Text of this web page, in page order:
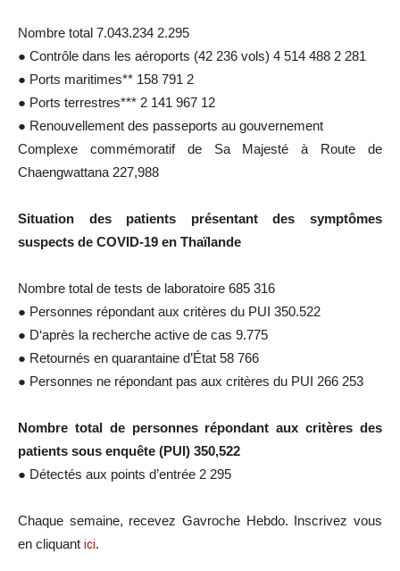
Nombre total 7.043.234 2.295
● Contrôle dans les aéroports (42 236 vols) 4 514 488 2 281
● Ports maritimes** 158 791 2
● Ports terrestres*** 2 141 967 12
● Renouvellement des passeports au gouvernement
Complexe commémoratif de Sa Majestéà Route de
Chaengwattana 227,988
Situation des patients présentant des symptômes
suspects de COVID-19 en Thaïlande
Nombre total de tests de laboratoire 685 316
● Personnes répondant aux critères du PUI 350.522
● D‘après la recherche active de cas 9.775
● Retournés en quarantaine d’État 58 766
● Personnes ne répondant pas aux critères du PUI 266 253
Nombre total de personnes répondant aux critères des
patients sous enquête (PUI) 350,522
● Détectés aux points d’entrée 2 295
Chaque semaine, recevez Gavroche Hebdo. Inscrivez vous
en cliquant ici.